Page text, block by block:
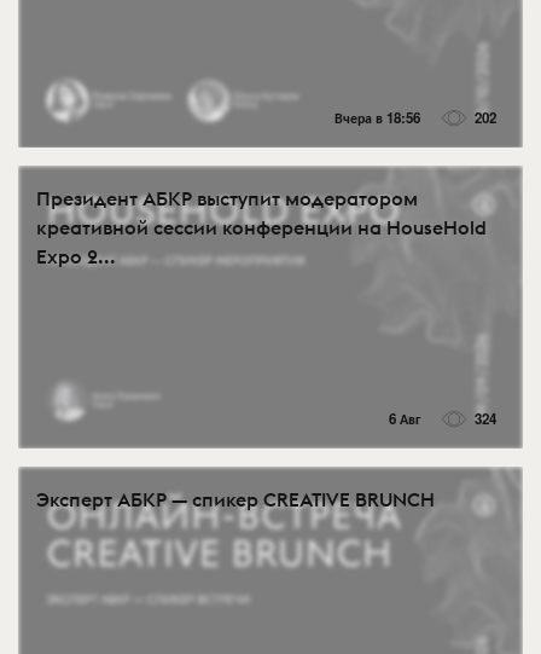
Вчера в 18:56 202
Президент АБКР выступит модератором
креативной сессии конференции на HouseHold
Expo 2...
6 Авг 324
Эксперт АБКР — спикер CREATIVE BRUNCH